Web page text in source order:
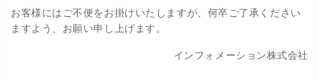
お客様にはご不便をお掛けいたしますが、何卒ご了承ください
ますよう、お願い申し上げます。
インフォメーション株式会社